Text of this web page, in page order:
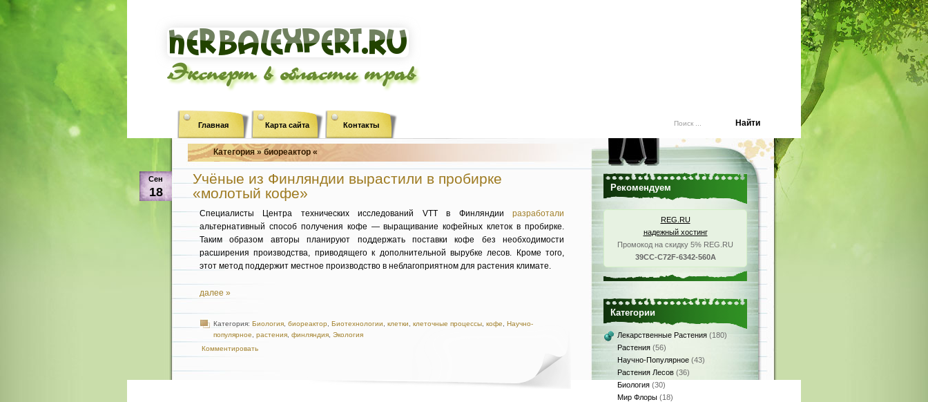
Эксперт в области трав
Главная Карта сайта Контакты
Категория » биореактор «
Сен
18
Учёные из Финляндии вырастили в пробирке
«молотый кофе»
Специалисты Центра технических исследований VTT в Финляндии разработали
альтернативный способ получения кофе — выращивание кофейных клеток в пробирке.
Таким образом авторы планируют поддержать поставки кофе без необходимости
расширения производства, приводящего к дополнительной вырубке лесов. Кроме того,
этот метод поддержит местное производство в неблагоприятном для растения климате.
далее »
Категория: Биология биореактор Биотехнологии клетки клеточные процессы кофе
Научно-
популярное
растения финляндия Экология
Комментировать
Рекомендуем
REG.RU
надежный хостинг
Промокод на скидку 5% REG.RU
39CC-C72F-6342-560A
Категории
Лекарственные Растения (180)
Растения (56)
Научно-Популярное (43)
Растения Лесов (36)
Биология (30)
Мир Флоры (18)